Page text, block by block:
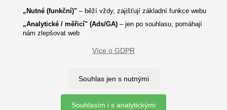
Online
Youtube SONS
K jakémukoliv užití textů a obrázků uvedených na tomto serveru je
Copyright © 2012 - 2026 SONS ČR, z. s.
„Nutné (funkční)" – běží vždy, zajišťují základní funkce webu
„Analytické / měřicí" (Ads/GA) – jen po souhlasu, pomáhají
nám zlepšovat web
Více o GDPR
Souhlas jen s nutnými
Souhlasím i s analytickými